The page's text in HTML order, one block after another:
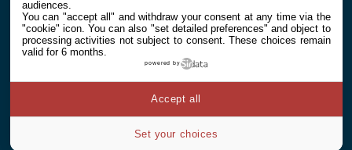
audiences.
You can "accept all" and withdraw your consent at any time via the
"cookie" icon. You can also "set detailed preferences" and object to
processing activities not subject to consent. These choices remain
valid for 6 months.
powered by
Set your choices
Accept all